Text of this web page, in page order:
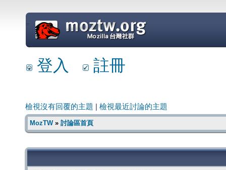
=
登入 註冊
檢視沒有回覆的主題 檢視最近討論的主題
MozTW» 討論區首頁